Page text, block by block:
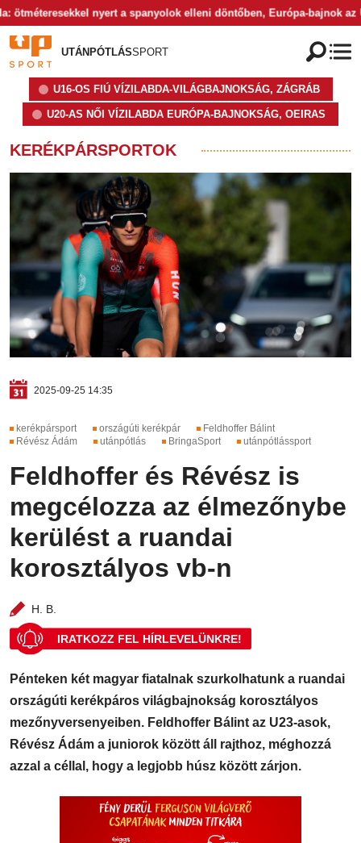
nyert a spanyolok elleni döntőben, Európa-bajnok az U20-as női
UTÁNPÓTLÁSSPORT
U16-OS FIÚ VÍZILABDA-VILÁGBAJNOKSÁG, ZÁGRÁB
U20-AS NŐI VÍZILABDA EURÓPA-BAJNOKSÁG, OEIRAS
KERÉKPÁRSPORTOK
2025-09-25 14:35
kerékpársport országúti kerékpár
Feldhoffer Bálint
Révész Ádám
utánpótlás BringaSport utánpótlássport
Feldhoffer és Révész is
megcélozza az élmezőnybe
kerülést a ruandai
korosztályos vb-n
H. B.
IRATKOZZ FEL HÍRLEVELÜNKRE!
Pénteken két magyar fiatalnak szurkolhatunk a ruandai
országúti kerékpáros világbajnokság korosztályos
mezőnyversenyeiben. Feldhoffer Bálint az U23-asok,
Révész Ádám a juniorok között áll rajthoz, méghozzá
azzal a céllal, hogy a legjobb húsz között zárjon.